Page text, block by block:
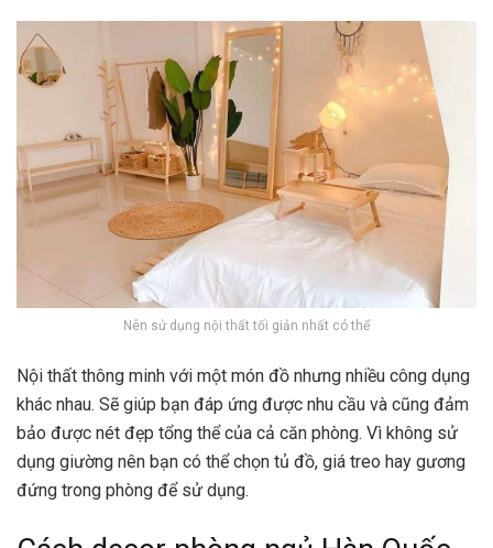
Nên sử dụng nội thất tối giản nhất có thể
Nội thất thông minh với một món đồ nhưng nhiều công dụng
khác nhau. Sẽ giúp bạn đáp ứng được nhu cầu và cũng đảm
bảo được nét đẹp tổng thể của cả căn phòng. Vì không sử
dụng giường nên bạn có thể chọn tủ đồ, giá treo hay gương
đứng trong phòng để sử dụng.